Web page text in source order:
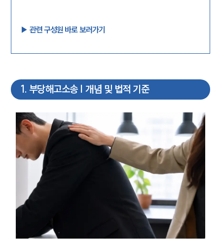
▶︎ 관련 구성원 바로 보러가기
1 . 부당해고소송 | 개념 및 법적 기준